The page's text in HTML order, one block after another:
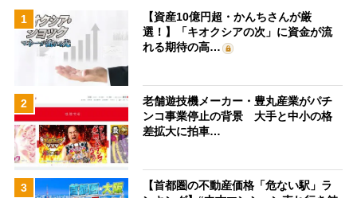
1
【資産10億円超・かんちさんが厳
選！】「キオクシアの次」に資金が流
れる期待の高…
2
老舗遊技機メーカー・豊丸産業がパチ
ンコ事業停止の背景 大手と中小の格
差拡大に拍車…
3
【首都圏の不動産価格「危ない駅」ラ